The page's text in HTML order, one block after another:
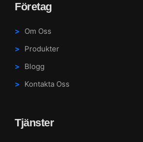
Företag
Om Oss
Produkter
Blogg
Kontakta Oss
Tjänster